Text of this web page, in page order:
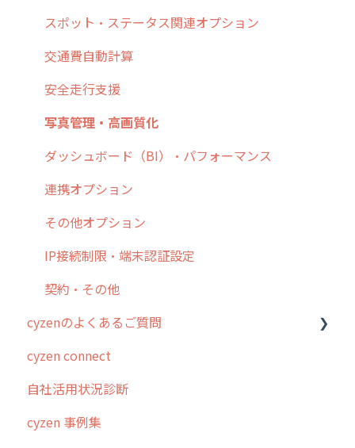
5. 基本的な使い方：システム管理者編
6. 基本的な使い方：ユーザー編
7. 初心者向けよくある質問集
8. 用語集
9. もっと便利に利用するための設定
10.ユーザー向けおすすめの使い方
【業界業種別】cyzen設定方法
スポット
ステータス・主観
報告書・行動種別
勤怠管理
活動通知
パフォーマンス
帳票出力
メッセージ・ファイル添付
商品
各種設定・その他
報告閲覧
予定
日報
履歴
メンバー
メッセージ
パフォーマンス
外部リンク
お知らせ
設定
予定管理
スポット
ステータス・主観
報告書・行動種別
ユーザー・グループ管理
メッセージ機能
活動通知
内線電話
商品
各種設定・ログイン
スポット・ステータス関連オプション
交通費自動計算
安全走行支援
写真管理・高画質化
ダッシュボード（BI）・パフォーマンス
連携オプション
その他オプション
IP接続制限・端末認証設定
契約・その他
cyzenのよくあるご質問
ログインについて
グループ・ユーザーについて
GPS・位置情報 について
cyzen connect
自社活用状況診断
cyzen 事例集